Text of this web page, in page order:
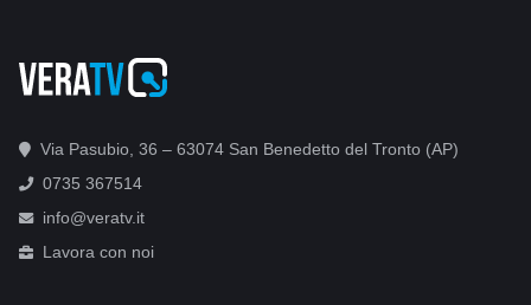
Via Pasubio, 36 – 63074 San Benedetto del Tronto (AP)
0735 367514
info@veratv.it
Lavora con noi